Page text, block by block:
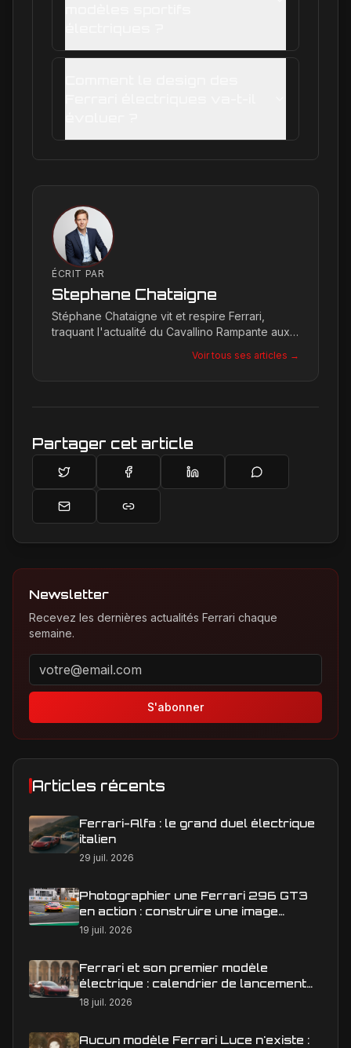
ÉCRIT PAR
Stephane Chataigne
Stéphane Chataigne vit et respire Ferrari,
traquant l'actualité du Cavallino Rampante aux
permet de décrypter les tendances et les
secrets de la marque, offrant une plongée
passionnés.
Voir tous ses articles →
Partager cet article
Newsletter
Recevez les dernières actualités Ferrari chaque
semaine.
Adresse email pour la newsletter
S'abonner
Articles récents
Ferrari-Alfa : le grand duel électrique
italien
29 juil. 2026
Photographier une Ferrari 296 GT3
en action : construire une image
éditoriale qui raconte la course
19 juil. 2026
Ferrari et son premier modèle
électrique : calendrier de lancement
en Europe
18 juil. 2026
Aucun modèle Ferrari Luce n'existe :